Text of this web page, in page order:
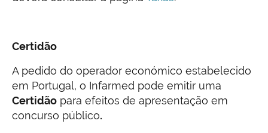
Certidão
A pedido do operador económico estabelecido
em Portugal, o Infarmed pode emitir uma
Certidão para efeitos de apresentação em
concurso público.